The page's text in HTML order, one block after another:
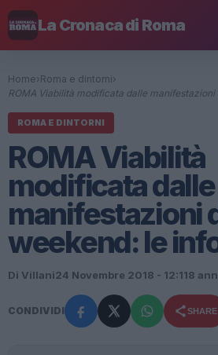
La Cronaca di Roma
Home› Roma e dintorni›
ROMA Viabilità modificata dalle
ROMA E DINTORNI
ROMA Viabilità
modificata dalle
manifestazioni
weekend: le
Di Villani24 Novembre 2018 - 12:118
CONDIVIDI SHARE